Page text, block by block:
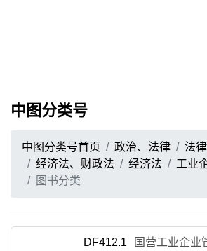
中图分类号
中图分类号首页 政治、法律
法律
经济法、财政法
经济法
工业
图书分类
DF412.1 国营工业企业